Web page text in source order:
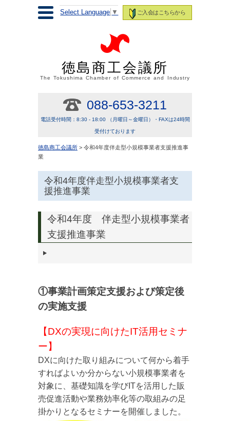
ご入会はこちらから
Select Language ▼
徳島商工会議所
The Tokushima Chamber of Commerce and Industry
088-653-3211
電話受付時間：8:30 - 18:00 （月曜日～金曜日）・FAXは24時間
受付けております
徳島商工会議所 > 令和4年度伴走型小規模事業者支援推進事
業
令和4年度伴走型小規模事業者支
援推進事業
令和4年度 伴走型小規模事業者
支援推進事業
①事業計画策定支援および策定後
の実施支援
【DXの実現に向けたIT活用セミナ
ー】
DXに向けた取り組みについて何から着手
すればよいか分からない小規模事業者を
対象に、基礎知識を学びITを活用した販
売促進活動や業務効率化等の取組みの足
掛かりとなるセミナーを開催しました。